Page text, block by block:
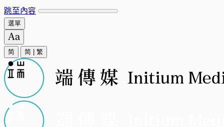
跳至內容
選單
简 简 繁